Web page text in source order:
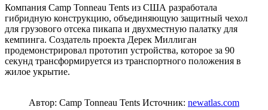
Компания Camp Tonneau Tents из США разработала
гибридную конструкцию, объединяющую защитный чехол
для грузового отсека пикапа и двухместную палатку для
кемпинга. Создатель проекта Дерек Миллиган
продемонстрировал прототип устройства, которое за 90
секунд трансформируется из транспортного положения в
жилое укрытие.